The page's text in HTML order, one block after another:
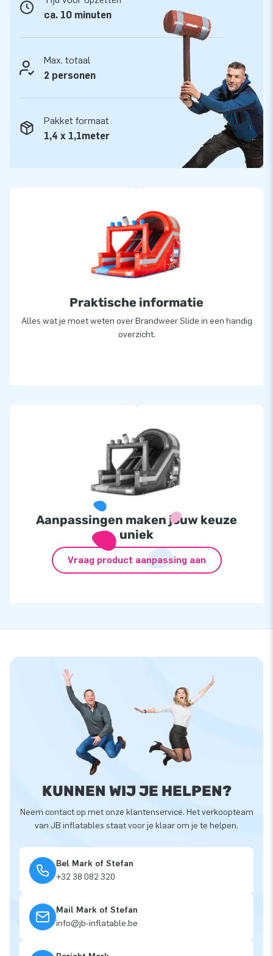
opblaasattracties op grootse wijze! Klanten zijn verzekerd
van onze professionele service en levering. Zij noemen ons
ca. 10 minuten
Max. totaal
2 personen
Pakket formaat
1,4 x 1,1meter
Praktische informatie
Alles wat je moet weten over Brandweer Slide in een handig
overzicht.
Aanpassingen maken jouw keuze
uniek
Vraag product aanpassing aan
KUNNEN WIJ JE HELPEN?
Neem contact op met onze klantenservice. Het verkoopteam
van JB inflatables staat voor je klaar om je te helpen.
Bel Mark of Stefan
+32 38 082 320
Mail Mark of Stefan
info@jb-inflatable.be